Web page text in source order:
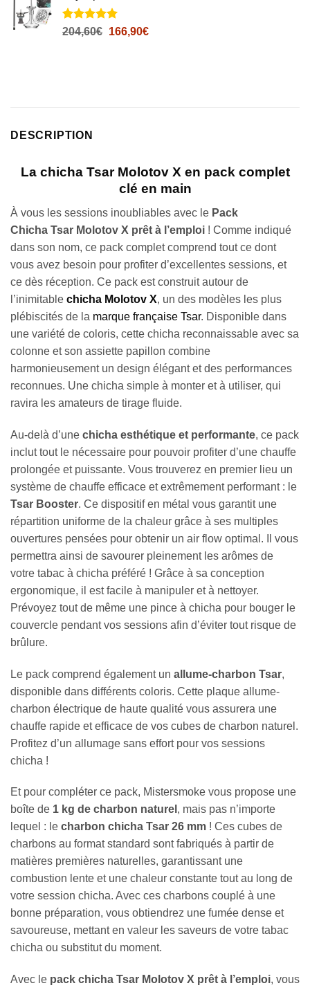
client
Noté5sur
46
204,60€ Le
166,90€Le
DESCRIPTION
La chicha Tsar Molotov X en pack complet
clé en main
À vous les sessions inoubliables avec le Pack
Chicha Tsar Molotov X prêt à l’emploi ! Comme indiqué
dans son nom, ce pack complet comprend tout ce dont
vous avez besoin pour profiter d’excellentes sessions, et
ce dès réception. Ce pack est construit autour de
l’inimitable chicha Molotov X, un des modèles les plus
plébiscités de la marque française Tsar. Disponible dans
une variété de coloris, cette chicha reconnaissable avec sa
colonne et son assiette papillon combine
harmonieusement un design élégant et des performances
reconnues. Une chicha simple à monter et à utiliser, qui
ravira les amateurs de tirage fluide.
Au-delà d’une chicha esthétique et performante, ce pack
inclut tout le nécessaire pour pouvoir profiter d’une chauffe
prolongée et puissante. Vous trouverez en premier lieu un
système de chauffe efficace et extrêmement performant : le
Tsar Booster. Ce dispositif en métal vous garantit une
répartition uniforme de la chaleur grâce à ses multiples
ouvertures pensées pour obtenir un air flow optimal. Il vous
permettra ainsi de savourer pleinement les arômes de
votre tabac à chicha préféré ! Grâce à sa conception
ergonomique, il est facile à manipuler et à nettoyer.
Prévoyez tout de même une pince à chicha pour bouger le
couvercle pendant vos sessions afin d’éviter tout risque de
brûlure.
Le pack comprend également un allume-charbon Tsar,
disponible dans différents coloris. Cette plaque allume-
charbon électrique de haute qualité vous assurera une
chauffe rapide et efficace de vos cubes de charbon naturel.
Profitez d’un allumage sans effort pour vos sessions
chicha !
Et pour compléter ce pack, Mistersmoke vous propose une
boîte de 1 kg de charbon naturel , mais pas n’importe
lequel : le charbon chicha Tsar 26 mm ! Ces cubes de
charbons au format standard sont fabriqués à partir de
matières premières naturelles, garantissant une
combustion lente et une chaleur constante tout au long de
votre session chicha. Avec ces charbons couplé à une
bonne préparation, vous obtiendrez une fumée dense et
savoureuse, mettant en valeur les saveurs de votre tabac
chicha ou substitut du moment.
Avec le pack chicha Tsar Molotov X prêt à l’emploi, vous